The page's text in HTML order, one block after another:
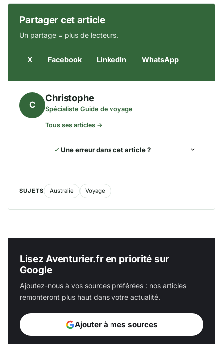
Partager cet article
Un partage = plus de lecteurs.
X Facebook LinkedIn WhatsApp
C
Christophe
Spécialiste Guide de voyage
Tous ses articles →
Une erreur dans cet article ?
SUJETS Australie Voyage
Lisez Aventurier.fr en priorité sur
Google
Ajoutez-nous à vos sources préférées : nos articles
remonteront plus haut dans votre actualité.
Ajouter à mes sources